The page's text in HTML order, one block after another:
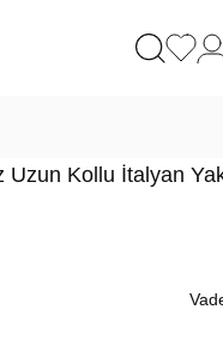
Uzun Kollu İtalyan